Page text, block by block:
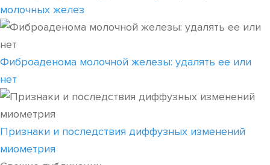
молочных желез
Фиброаденома молочной железы: удалять ее или
нет
Признаки и последствия диффузных изменений
миометрия